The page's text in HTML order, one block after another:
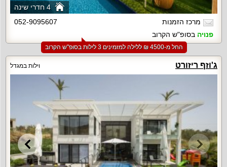
4 חדרי שינה
מרכז הזמנות
052-9095607
פנויה בסופ"ש הקרוב
החל מ-‏4500 ₪ ללילה למזמינים 3 לילות בסופ"ש הקרוב
ג'וזף ריזורט וילות במגדל